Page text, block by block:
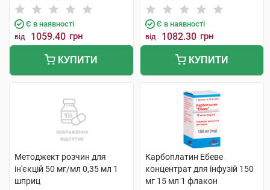
Є в наявності
від 1059.40 грн
КУПИТИ
Є в наявності
від 1082.30 грн
КУПИТИ
Методжект розчин для
ін'єкцій 50 мг/мл 0,35 мл 1
шприц
Карбоплатин Ебеве
концентрат для інфузій 150
мг 15 мл 1 флакон